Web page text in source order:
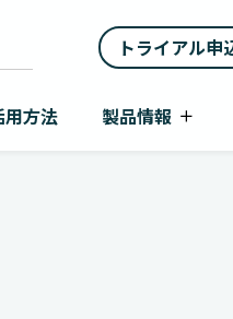
トライアル申
用方法 製品情報